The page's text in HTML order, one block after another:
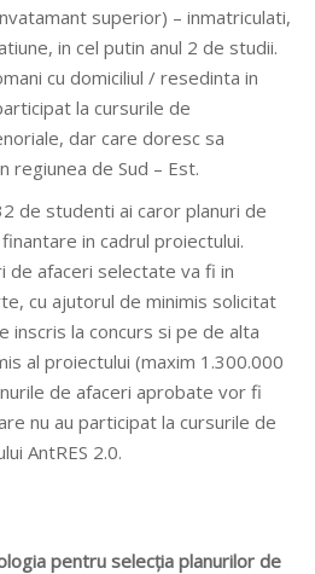
superior) – inmatriculati,
in cel putin anul 2 de studii.
cu domiciliul / resedinta in
la cursurile de
dar care doresc sa
regiunea de Sud – Est.
de studenti ai caror planuri de
in cadrul proiectului.
de afaceri selectate va fi in
cu ajutorul de minimis solicitat
inscris la concurs si pe de alta
al proiectului (maxim 1.300.000
de afaceri aprobate vor fi
nu au participat la cursurile de
AntRES 2.0.
pentru selecția planurilor de